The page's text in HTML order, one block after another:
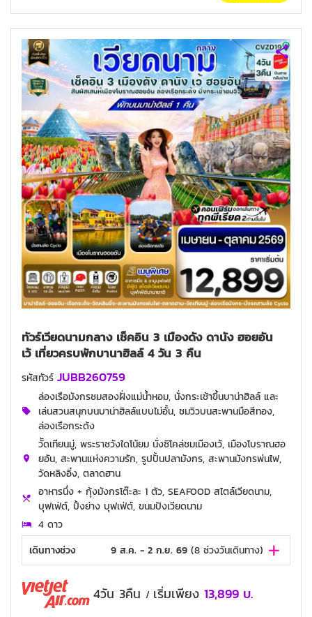
ทัวร์เวียดนามกลาง เช็คอิน 3 เมืองดัง ดานัง ฮอยอัน
เว้ เที่ยวครบพักบานาฮิลล์ 4 วัน 3 คืน
รหัสทัวร์ JUBB260759
ล่องเรือมังกรชมสองฝั่งแม่น้ำหอม, นั่งกระเช้าขึ้นบาน่าฮิลล์ และ
เล่นสวนสนุกบนบาน่าฮิลล์แบบไม่อั้น, ชมวิวบนสะพานมือสีทอง,
ล่องเรือกระด้ง
วััดเทียนมู่, พระราชวังไดโน้ยม นั่งซิโคล่ชมเมืองเว้, เมืองโบราณฮอ
ยอัน, สะพานแห่งความรัก, รูปปั้นปลามังกร, สะพานมังกรพ่นไฟ,
วัดหลิงอิ๋ง, ตลาดฮาน
อาหารนึ่ง + กุ้งมังกรโต๊ะละ 1 ตัว, SEAFOOD สไตล์เวียดนาม,
บุฟเฟ่ต์, ปิ้งย่าง บุฟเฟ่ต์, ขนมปังเวียดนาม
4 ดาว
เดินทางช่วง
9 ส.ค. - 2 ก.ย. 69 (8 ช่วงวันเดินทาง)
4วัน 3คืน / เริ่มเพียง 13,899 บ.